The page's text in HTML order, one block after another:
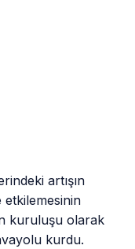
artışın
kuruluşu olarak
kurdu.